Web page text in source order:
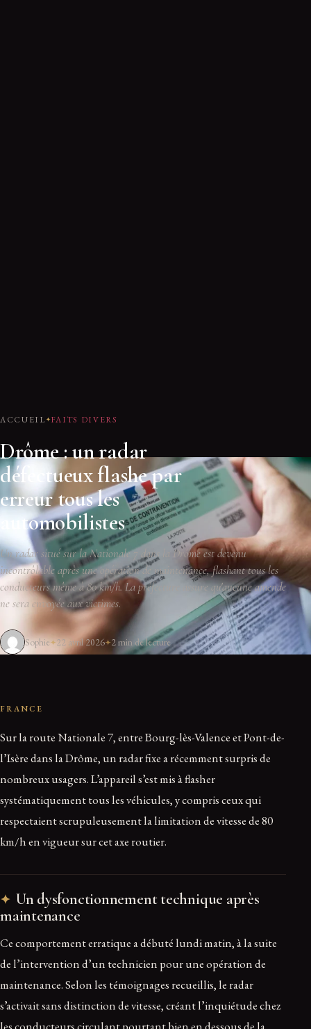
ACCUEIL FAITS DIVERS
Drôme : un radar
défectueux flashe par
erreur tous les
automobilistes
Un radar situé sur la Nationale 7 dans la Drôme est devenu
incontrôlable après une opération de maintenance, flashant tous les
conducteurs même à 80 km/h. La préfecture assure qu'aucune amende
ne sera envoyée aux victimes.
Sophie 22 avril 2026 2 min de lecture
FRANCE
Sur la route Nationale 7, entre Bourg-lès-Valence et Pont-de-
l’Isère dans la Drôme, un radar fixe a récemment surpris de
nombreux usagers. L’appareil s’est mis à flasher
systématiquement tous les véhicules, y compris ceux qui
respectaient scrupuleusement la limitation de vitesse de 80
km/h en vigueur sur cet axe routier.
Un dysfonctionnement technique après
maintenance
Ce comportement erratique a débuté lundi matin, à la suite
de l’intervention d’un technicien pour une opération de
maintenance. Selon les témoignages recueillis, le radar
s’activait sans distinction de vitesse, créant l’inquiétude chez